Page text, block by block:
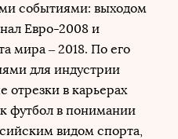
событиями: выходом
Евро-2008 и
мира – 2018. По его
для индустрии
отрезки в карьерах
футбол в понимании
видом спорта,